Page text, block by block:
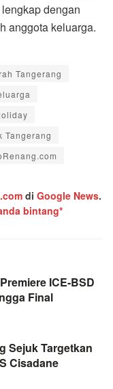
dengan
anggota keluarga.
Tangerang
Tangerang
di Google News.
bintang*
ICE-BSD
Final
Sejuk Targetkan
Cisadane